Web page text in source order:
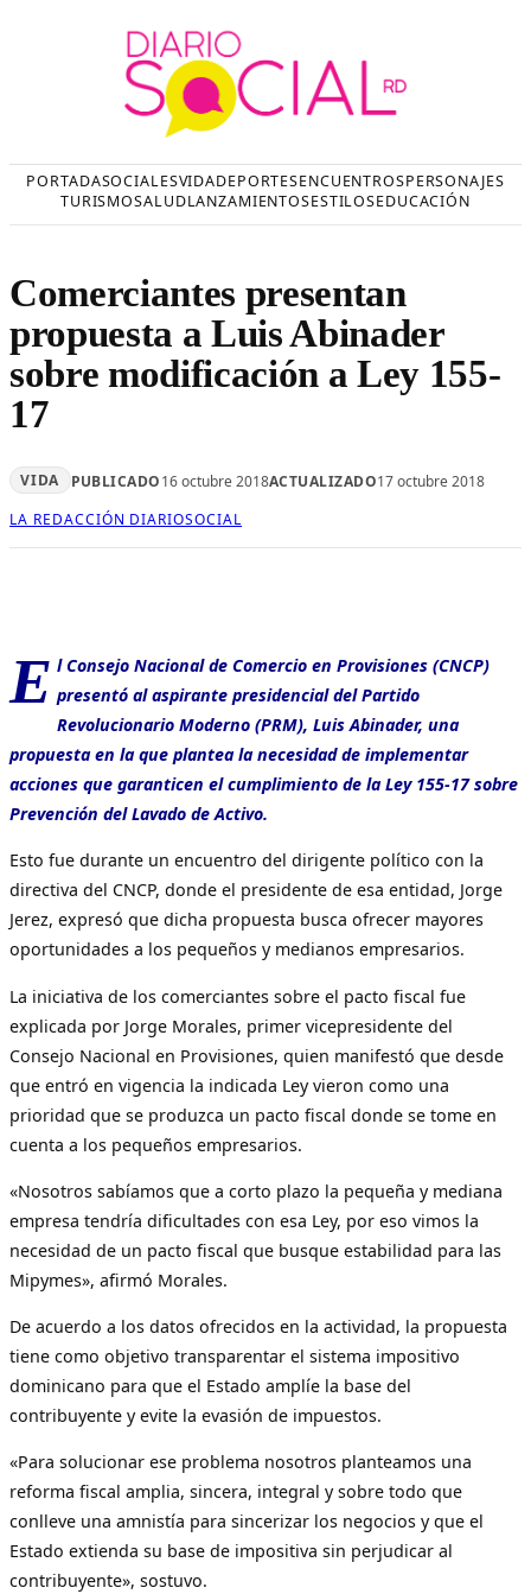
PORTADASOCIALESVIDADEPORTESENCUENTROSPERSONAJES
TURISMOSALUDLANZAMIENTOSESTILOSEDUCACIÓN
Comerciantes presentan
propuesta a Luis Abinader
sobre modificación a Ley 155-
17
VIDA PUBLICADO16 octubre 2018ACTUALIZADO17 octubre 2018
LA REDACCIÓN DIARIOSOCIAL
E l Consejo Nacional de Comercio en Provisiones (CNCP)
presentó al aspirante presidencial del Partido
Revolucionario Moderno (PRM), Luis Abinader, una
propuesta en la que plantea la necesidad de implementar
acciones que garanticen el cumplimiento de la Ley 155-17 sobre
Prevención del Lavado de Activo.
Esto fue durante un encuentro del dirigente político con la
directiva del CNCP, donde el presidente de esa entidad, Jorge
Jerez, expresó que dicha propuesta busca ofrecer mayores
oportunidades a los pequeños y medianos empresarios.
La iniciativa de los comerciantes sobre el pacto fiscal fue
explicada por Jorge Morales, primer vicepresidente del
Consejo Nacional en Provisiones, quien manifestó que desde
que entró en vigencia la indicada Ley vieron como una
prioridad que se produzca un pacto fiscal donde se tome en
cuenta a los pequeños empresarios.
«Nosotros sabíamos que a corto plazo la pequeña y mediana
empresa tendría dificultades con esa Ley, por eso vimos la
necesidad de un pacto fiscal que busque estabilidad para las
Mipymes», afirmó Morales.
De acuerdo a los datos ofrecidos en la actividad, la propuesta
tiene como objetivo transparentar el sistema impositivo
dominicano para que el Estado amplíe la base del
contribuyente y evite la evasión de impuestos.
«Para solucionar ese problema nosotros planteamos una
reforma fiscal amplia, sincera, integral y sobre todo que
conlleve una amnistía para sincerizar los negocios y que el
Estado extienda su base de impositiva sin perjudicar al
contribuyente», sostuvo.